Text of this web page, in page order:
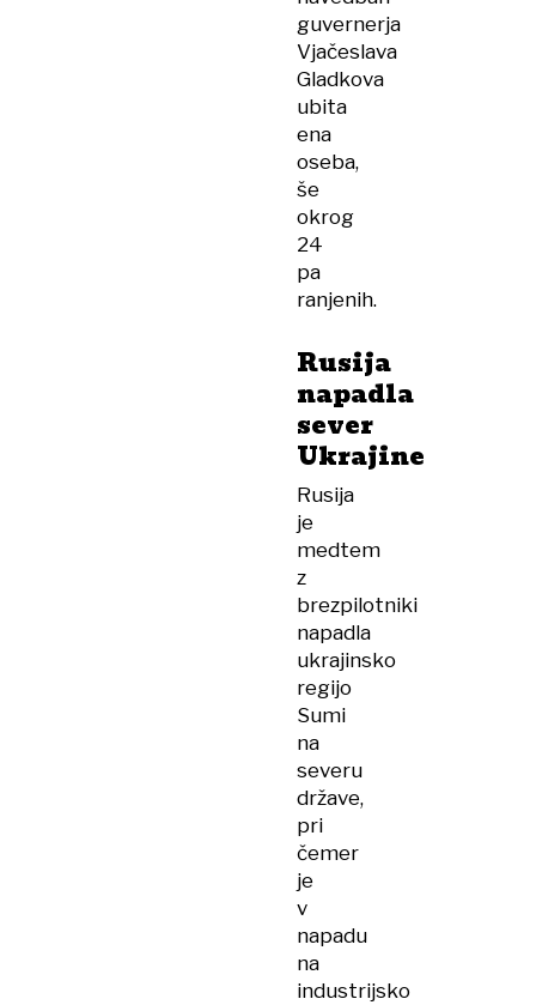
guvernerja
Vjačeslava
Gladkova
ubita
ena
oseba,
še
okrog
24
pa
ranjenih.
Rusija
napadla
sever
Ukrajine
Rusija
je
medtem
z
brezpilotniki
napadla
ukrajinsko
regijo
Sumi
na
severu
države,
pri
čemer
je
v
napadu
na
industrijsko